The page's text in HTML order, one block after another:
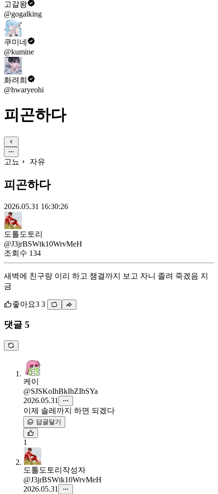
고갈왕
@gogalking
쿠미네
@kumine
화려희
@hwaryeohi
피곤하다
고뇨 자유
피곤하다
2026.05.31 16:30:26
도톨도토리
@J3jrBSWtk10WrvMeH
조회수 134
새벽에 친구랑 이리 하고 챔결까지 보고 자니 졸려 죽겠음 지
금
좋아요3 3
댓글 5
케이
@SJSKoIhBkIhZIbSYa
2026.05.31
이제 솔레까지 하면 되겠다
답글달기
1
도톨도토리 작성자
@J3jrBSWtk10WrvMeH
2026.05.31